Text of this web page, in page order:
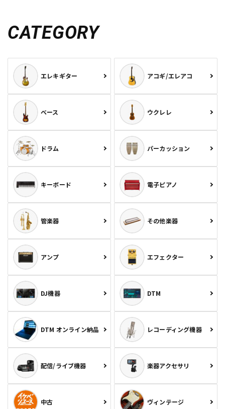
CATEGORY
エレキギター アコギ/エレアコ
ベース ウクレレ
ドラム パーカッション
キーボード 電子ピアノ
管楽器 その他楽器
アンプ エフェクター
DJ機器 DTM
DTM オンライン納品 レコーディング機器
配信/ライブ機器 楽器アクセサリ
中古 ヴィンテージ